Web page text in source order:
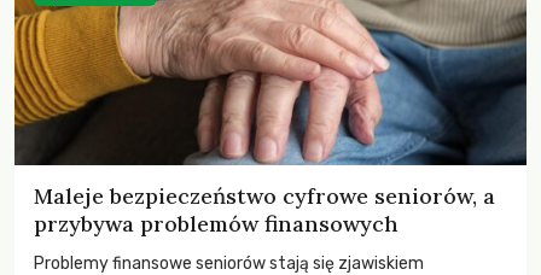
Maleje bezpieczeństwo cyfrowe seniorów, a
przybywa problemów finansowych
Problemy finansowe seniorów stają się zjawiskiem